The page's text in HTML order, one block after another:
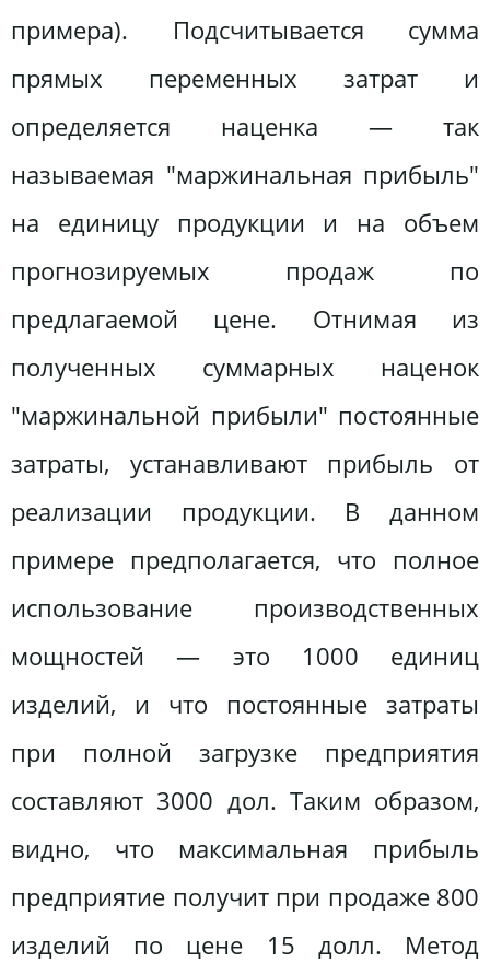
примера). Подсчитывается сумма
прямых переменных затрат и
определяется наценка — так
называемая "маржинальная прибыль"
на единицу продукции и на объем
прогнозируемых продаж по
предлагаемой цене. Отнимая из
полученных суммарных наценок
"маржинальной прибыли" постоянные
затраты, устанавливают прибыль от
реализации продукции. В данном
примере предполагается, что полное
использование производственных
мощностей — это 1000 единиц
изделий, и что постоянные затраты
при полной загрузке предприятия
составляют 3000 дол. Таким образом,
видно, что максимальная прибыль
предприятие получит при продаже 800
изделий по цене 15 долл. Метод